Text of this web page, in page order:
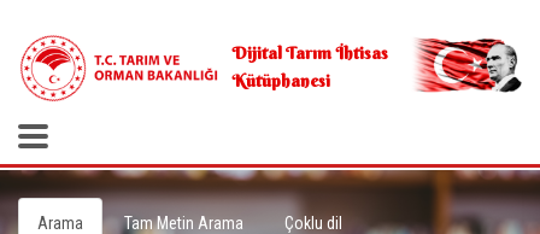
Dijital Tarım İhtisas
Kütüphanesi
Arama Tam Metin Arama Çoklu dil